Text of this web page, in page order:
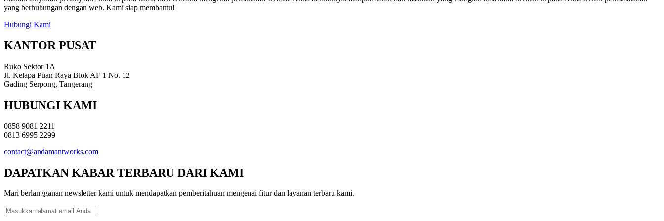
yang berhubungan dengan web. Kami siap membantu!
Hubungi Kami
KANTOR PUSAT
Ruko Sektor 1A
Jl. Kelapa Puan Raya Blok AF 1 No. 12
Gading Serpong, Tangerang
HUBUNGI KAMI
0858 9081 2211
0813 6995 2299
contact@andamantworks.com
DAPATKAN KABAR TERBARU DARI KAMI
Mari berlangganan newsletter kami untuk mendapatkan pemberitahuan mengenai fitur dan layanan terbaru kami.